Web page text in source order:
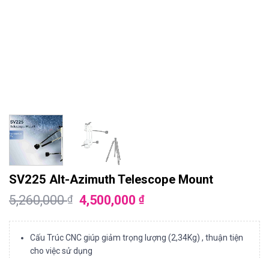
SV225 Alt-Azimuth Telescope Mount
5,260,000₫ 4,500,000₫
Cấu Trúc CNC giúp giảm trọng lượng (2,34Kg) , thuận tiện
cho việc sử dụng